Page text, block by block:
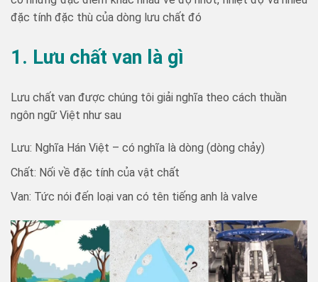
đặc tính đặc thù của dòng lưu chất đó
1. Lưu chất van là gì
Lưu chất van được chúng tôi giải nghĩa theo cách thuần
ngôn ngữ Việt như sau
Lưu: Nghĩa Hán Việt – có nghĩa là dòng (dòng chảy)
Chất: Nối về đặc tính của vật chất
Van: Tức nói đến loại van có tên tiếng anh là valve